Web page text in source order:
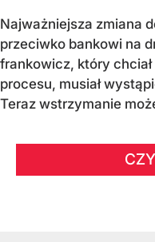
Najważniejsza zmiana
przeciwko bankowi na
frankowicz, który
procesu, musiał
Teraz wstrzymanie